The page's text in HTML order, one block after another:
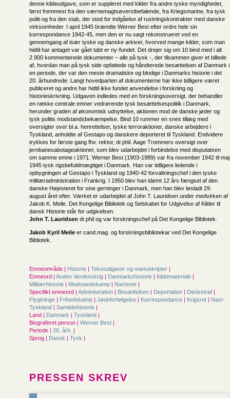
denne kildeudgave, som er suppleret med kilder fra andre tyske myndigheder,
først fremmest fra den værnemagtsøverstbefalende, fra Kriegsmarine, fra tysk
politi og fra den stab, der stod for indgåelse af rustningskontrakter med danske
virksomheder. I april 1945 brændte Werner Best efter ordre hele sin
korrespondance 1942-45, men den er nu søgt rekonstrueret ved en
gennemgang af især tyske og danske arkiver, hvorved mange kilder, som man
hidtil har antaget var gået tabt er ny-fundet. Det drejer sig om 10 bind med i alt
2.900 kommenterede dokumenter – alle på tysk -, der tilsammen giver et billede
af, hvordan man på tysk side opfattede og håndterede besættelsen af Danmark i
en periode, der var den meste dramatiske og blodige i Danmarks historie i det
20. århundrede. Langt hovedparten af dokumenterne har ikke tidligere været
publiceret og andre har hidtil ikke fundet anvendelse i forskning og
historieskrivning. Udgaven indledes med en forskningsoversigt, der behandler
en række centrale emner vedrørende tysk besættelsespolitik i Danmark,
herunder graden af økonomisk udnyttelse, aktionen mod de danske jøder og
tysk politis modstandsbekæmpelse. Bind 10 rummer en snes tillæg med
oversigter over bl.a. henrettelser, tyske terroraktioner, danske arbejdere i
Tyskland, anholdte af Gestapo og danskere deporteret til Tyskland. Endvidere
trykkes for første gang fhv. rektor, dr.phil. Aage Trommers oversigt over
jernbanesabotageaktioner, som blev udarbejdet i forbindelse med disputatsen
om samme emne i 1971. Werner Best (1903-1989) var fra november 1942 til maj
1945 tysk rigsbefuldmægtiget i Danmark. Han var tidligere ledende i
opbygningen af Gestapo i Tyskland og 1940-42 forvaltningschef i den tyske
militæradministration i Frankrig. I 1950 blev han idømt 12 års fængsel af den
danske Højesteret for sine gerninger i Danmark, men han blev løsladt 29.
august året efter. Værket er udarbejdet af John T. Lauridsen under medvirken af
Jakob K. Meile. Det Kongelige Bibliotek og Selskabet for Udgivelse af Kilder til
dansk Historie står for udgivelsen.
John T. Lauridsen dr.phil og var forskningschef på Det Kongelige Bibliotek.
Jakob Kyril Meile er cand.mag. og forskningsbibliotekar ved Det Kongelige
Bibliotek.
Emneområde | Historie | Tekstudgaver og manuskripter |
Emneord | Anden Verdenskrig | Danmarkshistorie | Kildemateriale |
Militærhistorie | Modstandskamp | Nazisme |
Specifikt emneord | Administration | Besættelsen | Deportation | Dødsstraf |
Flygtninge | Frihedskamp | Jødeforfølgelse | Korrespondance | Krigsret | Nazi-
Tyskland | Samtidshistorie |
Land | Danmark | Tyskland |
Biograferet person | Werner Best |
Periode | 20. årh. |
Sprog | Dansk | Tysk |
PRESSEN SKREV